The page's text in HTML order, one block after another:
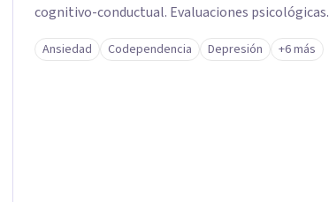
cognitivo-conductual. Evaluaciones psicológicas.
Ansiedad Codependencia Depresión +6 más